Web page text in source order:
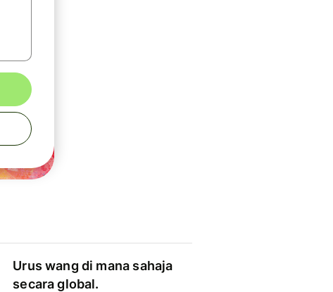
Urus wang di mana sahaja
secara global.